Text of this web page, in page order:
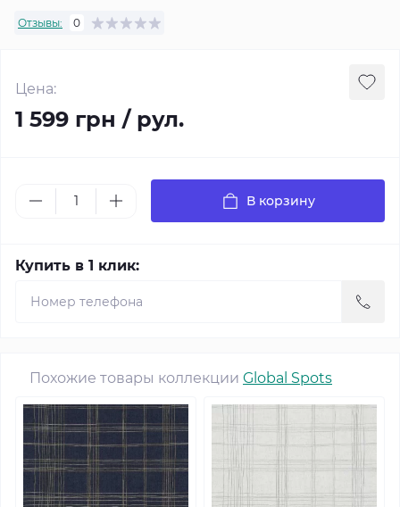
Отзывы: 0
Цена:
1 599 грн / рул.
В корзину
Купить в 1 клик:
Похожие товары коллекции Global Spots